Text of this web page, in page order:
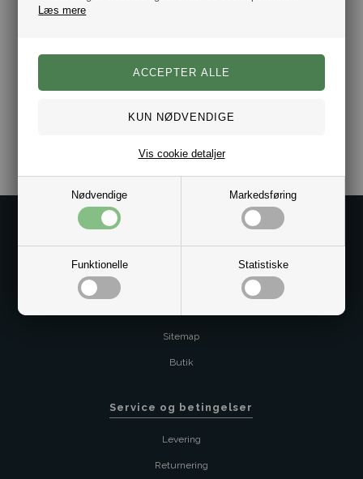
Læs mere
Nødvendige Markedsføring
Funktionelle Statistiske
Vis cookie detaljer
Farve Sort.
Plads til 12 kort.
Sitemap
Butik
Service og betingelser
Levering
Returnering